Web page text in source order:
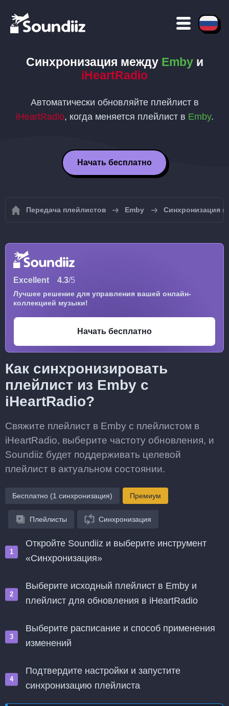
Синхронизация между Embyи
iHeartRadio
Автоматически обновляйте плейлист в
iHeartRadio, когда меняется плейлист в Emby.
Начать бесплатно
Передача плейлистов Emby Синхронизация
Excellent 4.3/5
Лучшее решение для управления вашей онлайн-
коллекцией музыки!
Начать бесплатно
Как синхронизировать
плейлист из Emby с
iHeartRadio?
Свяжите плейлист в Emby с плейлистом в
iHeartRadio, выберите частоту обновления, и
Soundiiz будет поддерживать целевой
плейлист в актуальном состоянии.
Бесплатно (1 синхронизация) Премиум
Плейлисты Синхронизация
Откройте Soundiiz и выберите инструмент
«Синхронизация»
Выберите исходный плейлист в Emby и
плейлист для обновления в iHeartRadio
Выберите расписание и способ применения
изменений
Подтвердите настройки и запустите
синхронизацию плейлиста